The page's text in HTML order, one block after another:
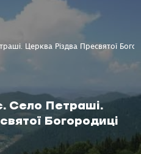
Село Петраші.
Богородиці
Церква Різдва Пресвятої